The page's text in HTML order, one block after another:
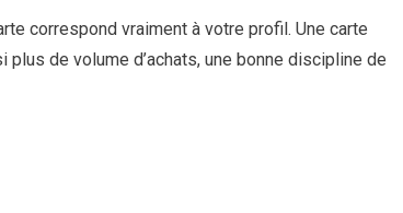
correspond vraiment à votre profil. Une carte
de volume d’achats, une bonne discipline de